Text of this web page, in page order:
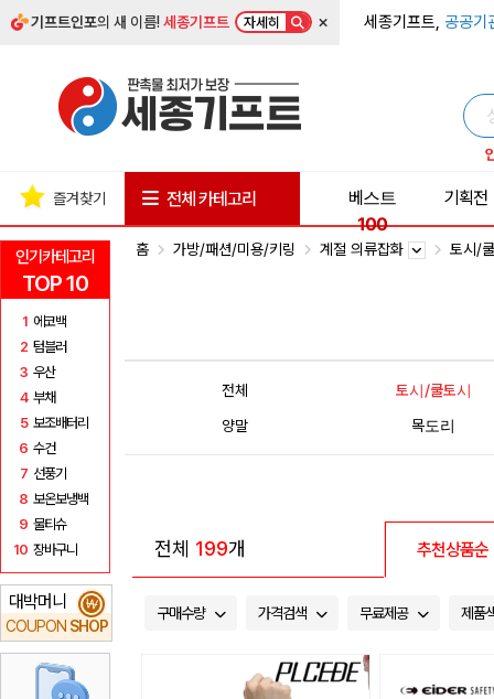
기프트인포의 새 이름!세종기프트 자세히 × 세종기프트, 공공기
인기카테고리
TOP 10
1 에코백
2 텀블러
3 우산
4 부채
5 보조배터리
6 수건
7 선풍기
8 보온보냉백
9 물티슈
10 장바구니
대박머니
COUPON SHOP
₩
즐겨찾기 전체 카테고리
베스트
100
기획전
홈 가방/패션/미용/키링 계절 의류잡화 토시/
전체
토시/쿨토시
양말
목도리
전체 199개 추천상품순
구매수량 가격검색 무료제공 제품